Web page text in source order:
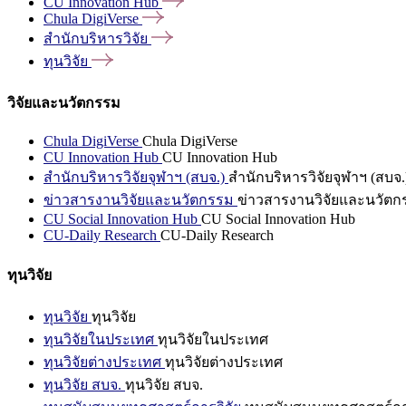
Chula DigiVerse
สำนักบริหารวิจัย
ทุนวิจัย
วิจัยและนวัตกรรม
Chula DigiVerse Chula DigiVerse
CU Innovation Hub CU Innovation Hub
สำนักบริหารวิจัยจุฬาฯ (สบจ.) สำนักบริหารวิจัยจุฬาฯ (สบจ
ข่าวสารงานวิจัยและนวัตกรรม ข่าวสารงานวิจัยและนวัตก
CU Social Innovation Hub CU Social Innovation Hub
CU-Daily Research CU-Daily Research
ทุนวิจัย
ทุนวิจัย ทุนวิจัย
ทุนวิจัยในประเทศ ทุนวิจัยในประเทศ
ทุนวิจัยต่างประเทศ ทุนวิจัยต่างประเทศ
ทุนวิจัย สบจ. ทุนวิจัย สบจ.